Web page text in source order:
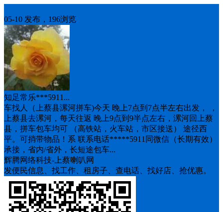
05-10 发布，196浏览
知足常乐***5911...
车找人（上蔡县漯河拼车)今天 晚上7点到7点半左右出发， ，
上蔡县去漯河，每天往返 晚上9点到9半点左右，漯河回上蔡
县，拼车包车均可 （高铁站，火车站，市区接送） 途径西
平。可捎带物品！系 联系电话*****5911同微信（长期有效）
承接，省内/省外，长短途包车...
辉腾网络科技-上蔡喇叭网
发便民信息、找工作、租房子、查电话、找好店、抢优惠。